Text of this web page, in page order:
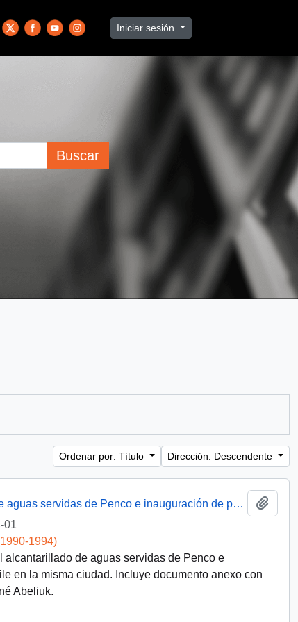
Iniciar sesión
Buscar
Ordenar por: Título Dirección: Descendente
[Obras de mejoramiento del alcantarillado de aguas servidas de Penco e inauguración de población forjadores de Chile-Penco]
01
1994)
de aguas servidas de Penco e
en la misma ciudad. Incluye documento anexo con
Abeliuk.